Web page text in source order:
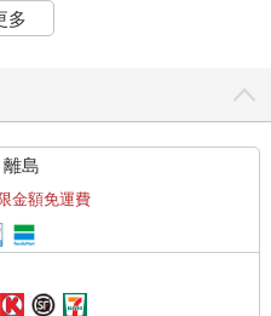
以及福粉們有時會說，因為睿
員，都是我必須悉心照料的對
責所在，而我永遠都會與福寶
，我總會不斷想起當年的福
依偎在牠身邊的福寶；看著樂
兒福寶。最重要的是，每當我
時，福寶就會一直在我腦海中
多
島
金額免運費